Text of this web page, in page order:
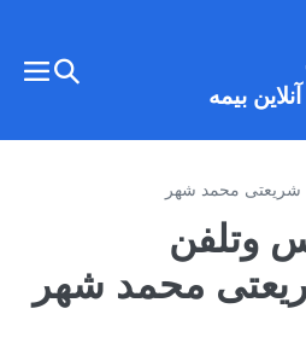
بیمه
تغییر
شریعتی محمد شهر
وتلفن
محمد شهر